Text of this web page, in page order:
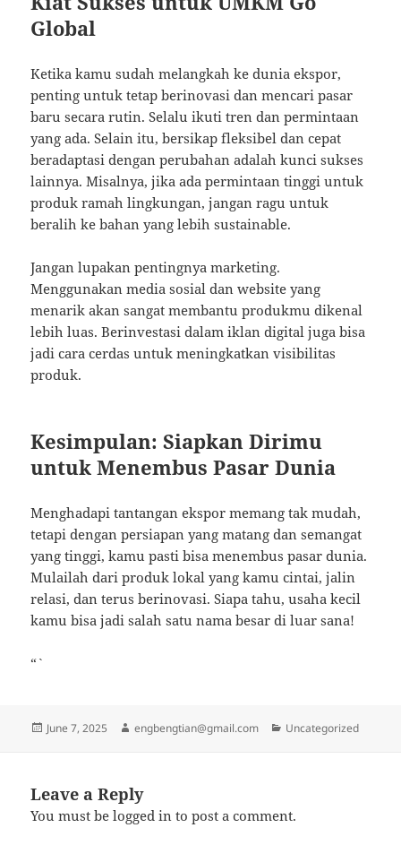
Global
Ketika kamu sudah melangkah ke dunia ekspor,
penting untuk tetap berinovasi dan mencari pasar
baru secara rutin. Selalu ikuti tren dan permintaan
yang ada. Selain itu, bersikap fleksibel dan cepat
beradaptasi dengan perubahan adalah kunci sukses
lainnya. Misalnya, jika ada permintaan tinggi untuk
produk ramah lingkungan, jangan ragu untuk
beralih ke bahan yang lebih sustainable.
Jangan lupakan pentingnya marketing.
Menggunakan media sosial dan website yang
menarik akan sangat membantu produkmu dikenal
lebih luas. Berinvestasi dalam iklan digital juga bisa
jadi cara cerdas untuk meningkatkan visibilitas
produk.
Kesimpulan: Siapkan Dirimu
untuk Menembus Pasar Dunia
Menghadapi tantangan ekspor memang tak mudah,
tetapi dengan persiapan yang matang dan semangat
yang tinggi, kamu pasti bisa menembus pasar dunia.
Mulailah dari produk lokal yang kamu cintai, jalin
relasi, dan terus berinovasi. Siapa tahu, usaha kecil
kamu bisa jadi salah satu nama besar di luar sana!
“`
Posted
June 7, 2025 Author
engbengtian@gmail.com Categories
Uncategorized
Leave a Reply
You must belogged in to post a comment.